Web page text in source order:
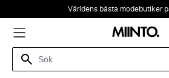
Världens bästa modebutiker